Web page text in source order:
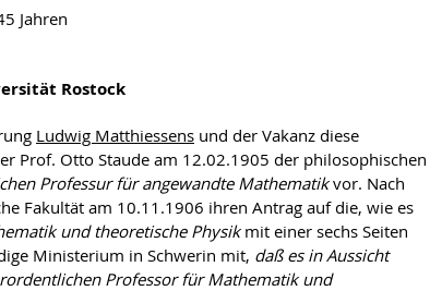
Jahren
Rostock
Ludwig Matthiessens und der Vakanz diese
Prof. Otto Staude am 12.02.1905 der philosophischen
Professur für angewandte Mathematikvor. Nach
Fakultät am 10.11.1906 ihren Antrag auf die, wie es
und theoretische Physikmit einer sechs Seiten
Ministerium in Schwerin mit, daß es in Aussicht
Professor für Mathematik und